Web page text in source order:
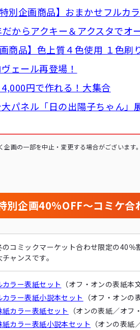
別企画商品】おまかせフルカ
からアクキー＆アクスタでオ
商品】色上質４色使用 １色刷
ェール再登場！
4,000円で作れる！大集合
大パネル「日の出陽子ちゃん」
の一部を中止・変更する場合がございます。
企画40%OFF〜コミケ合
のコミックマーケット合わせ限定の40
ャンスです。
カラー表紙セット （オフ・オンの表紙本文
カラー表紙小説本セット
（オフ・オンの
紙カラー表紙セット
（オンの表紙／オフ
紙カラー表紙小説本セット （オンの表紙